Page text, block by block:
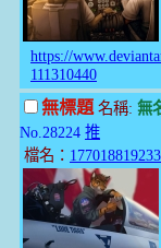
https://
111310440
無標題名稱: 無
No.28224 推
檔名：